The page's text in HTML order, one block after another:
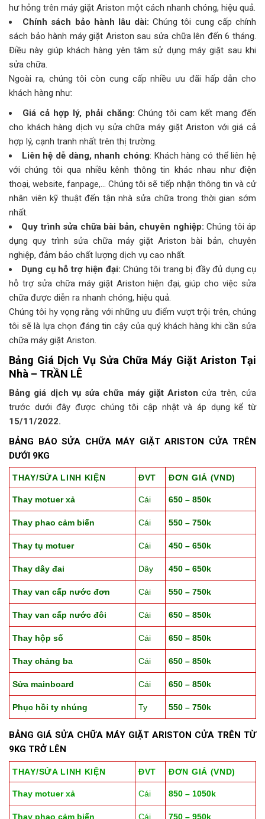
hư hỏng trên máy giặt Ariston một cách nhanh chóng, hiệu quả.
Chính sách bảo hành lâu dài: Chúng tôi cung cấp chính
sách bảo hành máy giặt Ariston sau sửa chữa lên đến 6 tháng.
Điều này giúp khách hàng yên tâm sử dụng máy giặt sau khi
sửa chữa.
Ngoài ra, chúng tôi còn cung cấp nhiều ưu đãi hấp dẫn cho
khách hàng như:
Giá cả hợp lý, phải chăng: Chúng tôi cam kết mang đến
cho khách hàng dịch vụ sửa chữa máy giặt Ariston với giá cả
hợp lý, cạnh tranh nhất trên thị trường.
Liên hệ dễ dàng, nhanh chóng: Khách hàng có thể liên hệ
với chúng tôi qua nhiều kênh thông tin khác nhau như điện
thoại, website, fanpage,… Chúng tôi sẽ tiếp nhận thông tin và cử
nhân viên kỹ thuật đến tận nhà sửa chữa trong thời gian sớm
nhất.
Quy trình sửa chữa bài bản, chuyên nghiệp: Chúng tôi áp
dụng quy trình sửa chữa máy giặt Ariston bài bản, chuyên
nghiệp, đảm bảo chất lượng dịch vụ cao nhất.
Dụng cụ hỗ trợ hiện đại: Chúng tôi trang bị đầy đủ dụng cụ
hỗ trợ sửa chữa máy giặt Ariston hiện đại, giúp cho việc sửa
chữa được diễn ra nhanh chóng, hiệu quả.
Chúng tôi hy vọng rằng với những ưu điểm vượt trội trên, chúng
tôi sẽ là lựa chọn đáng tin cậy của quý khách hàng khi cần sửa
chữa máy giặt Ariston.
Bảng Giá Dịch Vụ Sửa Chữa Máy Giặt Ariston Tại
Nhà – TRẦN LÊ
Bảng giá dịch vụ sửa chữa máy giặt Aristoncửa trên, cửa
trước dưới đây được chúng tôi cập nhật và áp dụng kể từ
15/11/2022.
BẢNG BÁO SỬA CHỮA MÁY GIẶT ARISTON CỬA TRÊN
DƯỚI 9KG
THAY/SỬA LINH KIỆN ĐVT ĐƠN GIÁ (VND)
Thay motuer xả Cái 650 – 850k
Thay phao cảm biến Cái 550 – 750k
Thay tụ motuer Cái 450 – 650k
Thay dây đai Dây 450 – 650k
Thay van cấp nước đơn Cái 550 – 750k
Thay van cấp nước đôi Cái 650 – 850k
Thay hộp số Cái 650 – 850k
Thay chảng ba Cái 650 – 850k
Sửa mainboard Cái 650 – 850k
Phục hồi ty nhúng Ty 550 – 750k
BẢNG GIÁ SỬA CHỮA MÁY GIẶT ARISTON CỬA TRÊN TỪ
9KG TRỞ LÊN
THAY/SỬA LINH KIỆN ĐVT ĐƠN GIÁ (VND)
Thay motuer xả Cái 850 – 1050k
Thay phao cảm biến Cái 750 – 950k